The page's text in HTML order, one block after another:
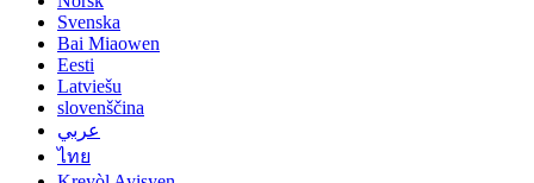
Svenska
Bai Miaowen
Eesti
Latviešu
slovenščina
عربي
ไทย